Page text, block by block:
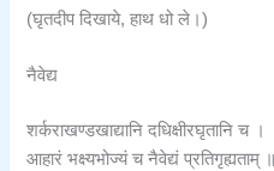
(घृतदीप दिखाये, हाथ धो ले।)
नैवेद्य
शर्कराखण्डखाद्यानि दधिक्षीरघृतानि च ।
आहारं भक्ष्यभोज्यं च नैवेद्यं प्रतिगृह्यताम् ॥